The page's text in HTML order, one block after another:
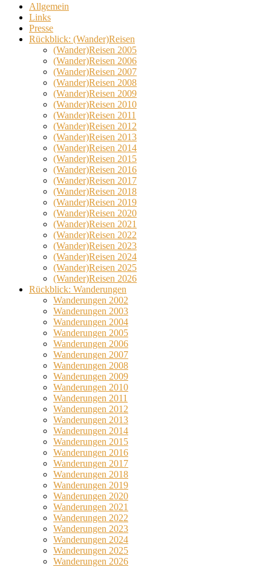
Allgemein
Links
Presse
Rückblick: (Wander)Reisen
(Wander)Reisen 2005
(Wander)Reisen 2006
(Wander)Reisen 2007
(Wander)Reisen 2008
(Wander)Reisen 2009
(Wander)Reisen 2010
(Wander)Reisen 2011
(Wander)Reisen 2012
(Wander)Reisen 2013
(Wander)Reisen 2014
(Wander)Reisen 2015
(Wander)Reisen 2016
(Wander)Reisen 2017
(Wander)Reisen 2018
(Wander)Reisen 2019
(Wander)Reisen 2020
(Wander)Reisen 2021
(Wander)Reisen 2022
(Wander)Reisen 2023
(Wander)Reisen 2024
(Wander)Reisen 2025
(Wander)Reisen 2026
Rückblick: Wanderungen
Wanderungen 2002
Wanderungen 2003
Wanderungen 2004
Wanderungen 2005
Wanderungen 2006
Wanderungen 2007
Wanderungen 2008
Wanderungen 2009
Wanderungen 2010
Wanderungen 2011
Wanderungen 2012
Wanderungen 2013
Wanderungen 2014
Wanderungen 2015
Wanderungen 2016
Wanderungen 2017
Wanderungen 2018
Wanderungen 2019
Wanderungen 2020
Wanderungen 2021
Wanderungen 2022
Wanderungen 2023
Wanderungen 2024
Wanderungen 2025
Wanderungen 2026